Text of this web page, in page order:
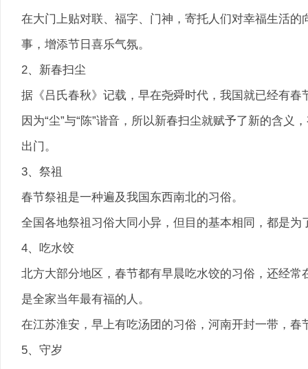
在大门上贴对联、福字、门神，寄托人们对幸福生活
事，增添节日喜乐气氛。
2、新春扫尘
据《吕氏春秋》记载，早在尧舜时代，我国就已经有春
因为“尘”与“陈”谐音，所以新春扫尘就赋予了新的含义
出门。
3、祭祖
春节祭祖是一种遍及我国东西南北的习俗。
全国各地祭祖习俗大同小异，但目的基本相同，都是
4、吃水饺
北方大部分地区，春节都有早晨吃水饺的习俗，还经
是全家当年最有福的人。
在江苏淮安，早上有吃汤团的习俗，河南开封一带，春
5、守岁